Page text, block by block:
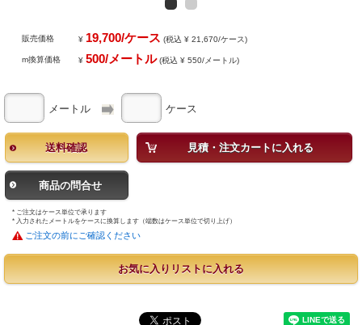
販売価格 ¥ 19,700/ケース (税込 ¥ 21,670/ケース)
m換算価格 ¥500/メートル(税込 ¥ 550/メートル)
メートル ケース
送料確認 見積・注文カートに入れる
商品の問合せ
* ご注文はケース単位で承ります
* 入力されたメートルをケースに換算します（端数はケース単位で切り上げ）
ご注文の前にご確認ください
お気に入りリストに入れる